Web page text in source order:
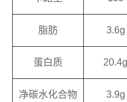
脂肪 3.6g
蛋白质 20.4g
净碳水化合物 3.9g